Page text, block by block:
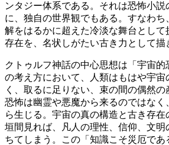
ンタジー体系である。それは恐怖小
に、独自の世界観でもある。すなわ
解をはるかに超えた冷淡な舞台として
存在を、名状しがたい古き力として描
クトゥルフ神話の中心思想は「宇宙的
の考え方において、人類はもはや宇宙
く、取るに足りない、束の間の偶然
恐怖は幽霊や悪魔から来るのではな
ら生じる。宇宙の真の構造と古き存在
垣間見れば、凡人の理性、信仰、文明
ちてしまう。この「知識こそ災厄であ